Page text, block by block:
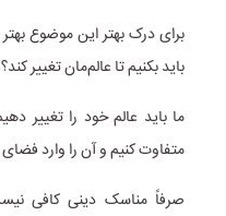
برای درک بهتر این موضوع
باید بکنیم تا عالم‌مان تغییر کند؟
ما باید عالم خود را تغییر
متفاوت کنیم و آن را وارد
صرفاً مناسک دینی کافی